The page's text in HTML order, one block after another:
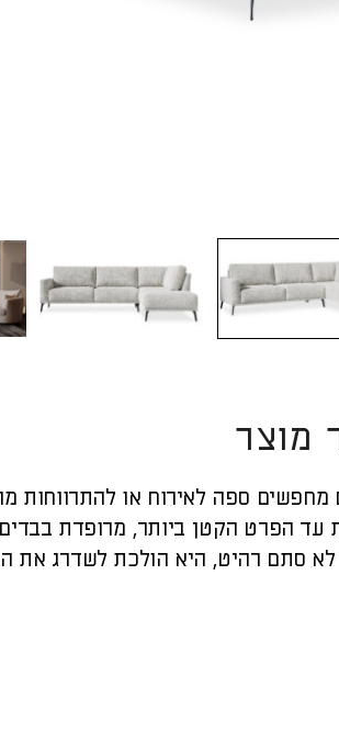
מוצר
ספה לאירוח או להתרווחות
עד הפרט הקטן ביותר, מרופדת
לא סתם רהיט, היא הולכת לשדרג את